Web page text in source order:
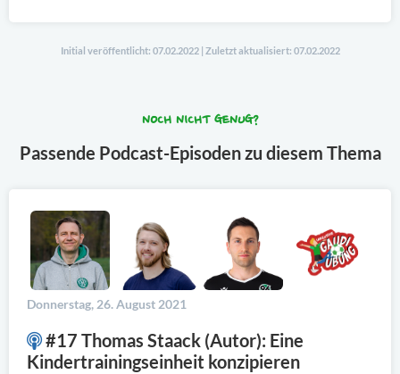
Initial veröffentlicht: 07.02.2022 | Zuletzt aktualisiert: 07.02.2022
NOCH NICHT GENUG?
Passende Podcast-Episoden zu diesem Thema
Donnerstag, 26. August 2021
#17 Thomas Staack (Autor): Eine
Kindertrainingseinheit konzipieren